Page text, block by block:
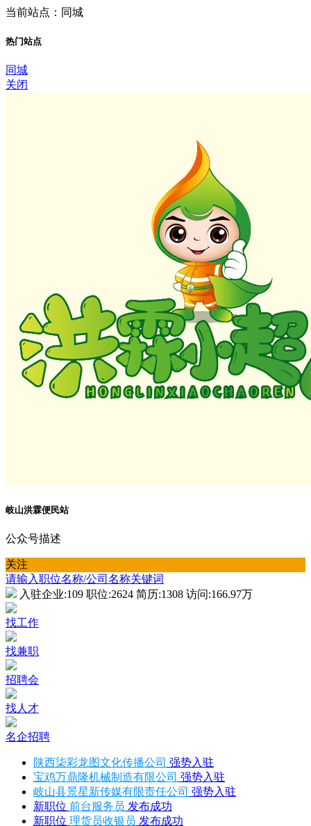
当前站点：同城
热门站点
同城
关闭
岐山洪霖便民站
公众号描述
关注
请输入职位名称/公司名称关键词
入驻企业:109 职位:2624 简历:1308 访问:166.97万
找工作
找兼职
招聘会
找人才
名企招聘
陕西柒彩龙图文化传播公司 强势入驻
宝鸡万鼎隆机械制造有限公司 强势入驻
岐山县景星新传媒有限责任公司 强势入驻
新职位 前台服务员 发布成功
新职位 理货员收银员 发布成功